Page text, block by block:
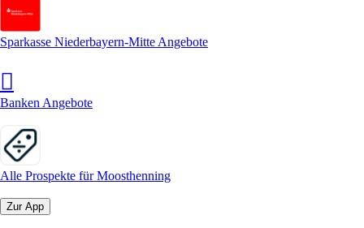
Sparkasse Niederbayern-Mitte Angebote
Banken Angebote
Alle Prospekte für Moosthenning
Zur App